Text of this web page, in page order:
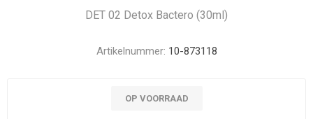
DET 02 Detox Bactero (30ml)
Artikelnummer: 10-873118
OP VOORRAAD